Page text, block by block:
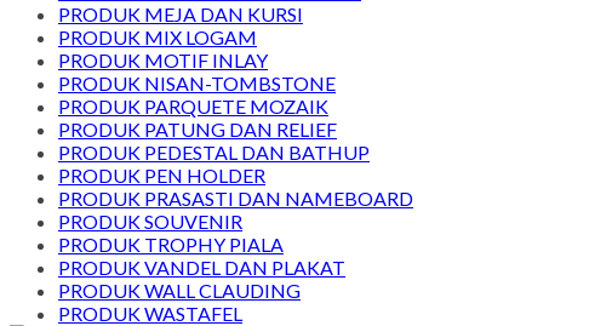
PRODUK MEJA DAN KURSI
PRODUK MIX LOGAM
PRODUK MOTIF INLAY
PRODUK NISAN-TOMBSTONE
PRODUK PARQUETE MOZAIK
PRODUK PATUNG DAN RELIEF
PRODUK PEDESTAL DAN BATHUP
PRODUK PEN HOLDER
PRODUK PRASASTI DAN NAMEBOARD
PRODUK SOUVENIR
PRODUK TROPHY PIALA
PRODUK VANDEL DAN PLAKAT
PRODUK WALL CLAUDING
PRODUK WASTAFEL